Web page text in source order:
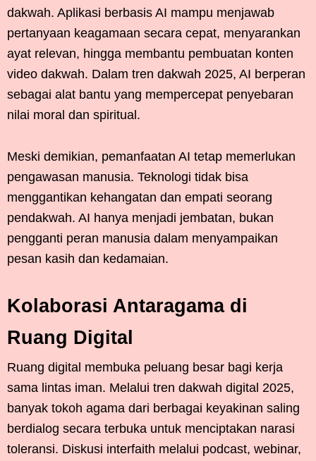
dakwah. Aplikasi berbasis AI mampu menjawab
pertanyaan keagamaan secara cepat, menyarankan
ayat relevan, hingga membantu pembuatan konten
video dakwah. Dalam tren dakwah 2025, AI berperan
sebagai alat bantu yang mempercepat penyebaran
nilai moral dan spiritual.
Meski demikian, pemanfaatan AI tetap memerlukan
pengawasan manusia. Teknologi tidak bisa
menggantikan kehangatan dan empati seorang
pendakwah. AI hanya menjadi jembatan, bukan
pengganti peran manusia dalam menyampaikan
pesan kasih dan kedamaian.
Kolaborasi Antaragama di
Ruang Digital
Ruang digital membuka peluang besar bagi kerja
sama lintas iman. Melalui tren dakwah digital 2025,
banyak tokoh agama dari berbagai keyakinan saling
berdialog secara terbuka untuk menciptakan narasi
toleransi. Diskusi interfaith melalui podcast, webinar,